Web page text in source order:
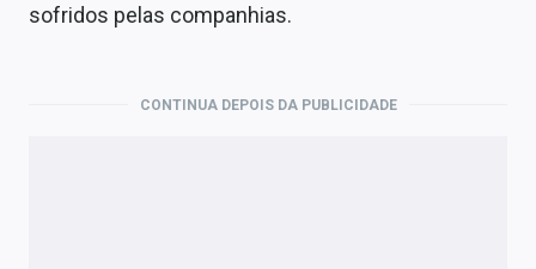
sofridos pelas companhias.
CONTINUA DEPOIS DA PUBLICIDADE